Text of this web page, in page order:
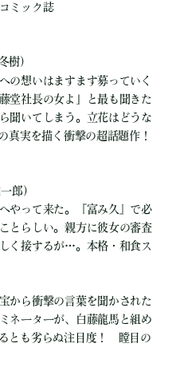
ミック誌
樹)
の想いはますます募っていく
堂社長の女よ」と最も聞きた
聞いてしまう。立花はどうな
実を描く衝撃の超話題作！
郎)
やって来た。『富み久』で必
とらしい。親方に彼女の審査
く接するが…。本格・和食ス
から衝撃の言葉を聞かされた
ネーターが、白藤龍馬と組め
とも劣らぬ注目度！ 瞠目の